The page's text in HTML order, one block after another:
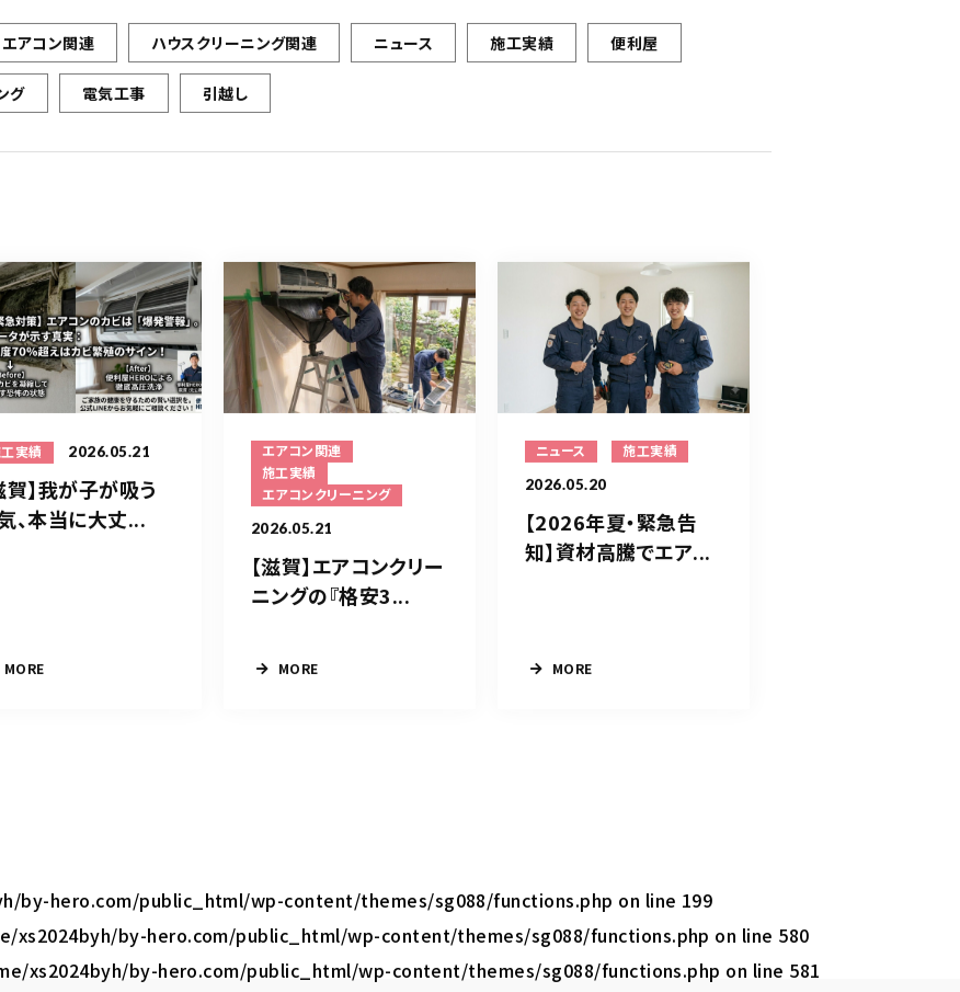
エアコン関連 ハウスクリーニング関連 ニュース 施工実績 便利屋
グ 電気工事 引越し
実績 2026.05.21
賀】我が子が吸う
、本当に大丈...
MORE
エアコン関連
施工実績
エアコンクリーニング
2026.05.21
【滋賀】エアコンクリー
ニングの『格安3...
MORE
ニュース 施工実績
2026.05.20
【2026年夏・緊急告
知】資材高騰でエア...
MORE
by-hero.com/public_html/wp-content/themes/sg088/functions.php on line 199
xs2024byh/by-hero.com/public_html/wp-content/themes/sg088/functions.php on line 580
xs2024byh/by-hero.com/public_html/wp-content/themes/sg088/functions.php on line 581